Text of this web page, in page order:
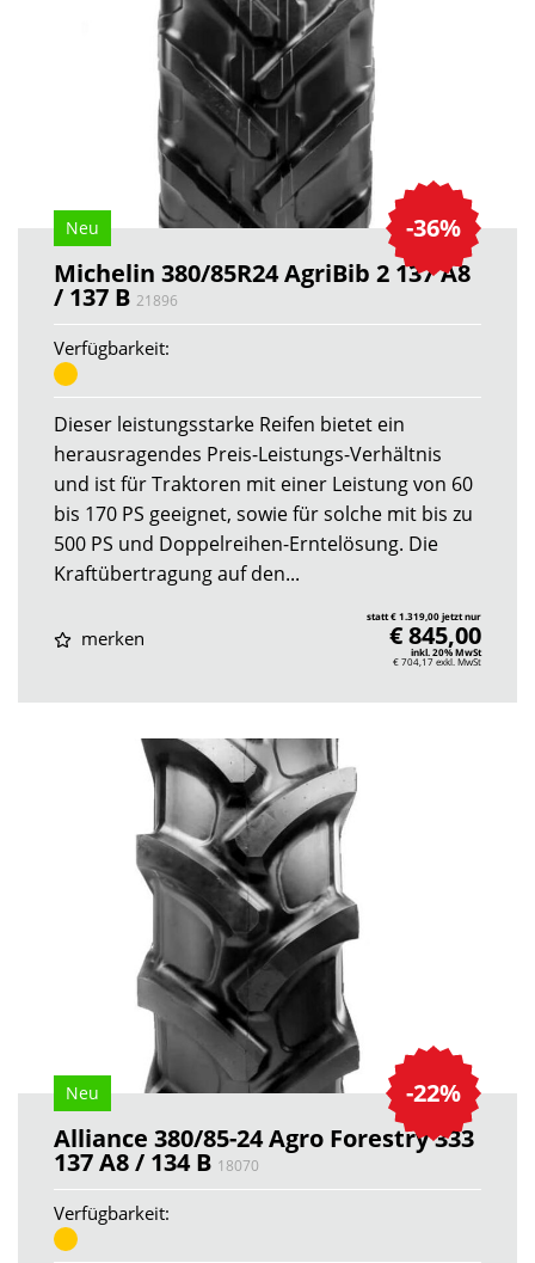
-36%
Neu
Michelin 380/85R24 AgriBib 2 137 A8
/ 137 B 21896
Verfügbarkeit:
Dieser leistungsstarke Reifen bietet ein
herausragendes Preis-Leistungs-Verhältnis
und ist für Traktoren mit einer Leistung von 60
bis 170 PS geeignet, sowie für solche mit bis zu
500 PS und Doppelreihen-Erntelösung. Die
Kraftübertragung auf den...
merken
statt € 1.319,00 jetzt nur
€ 845,00
inkl. 20% MwSt
€ 704,17exkl. MwSt
-22%
Neu
Alliance 380/85-24 Agro Forestry 333
137 A8 / 134 B 18070
Verfügbarkeit: